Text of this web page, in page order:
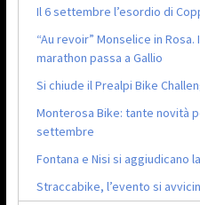
Il 6 settembre l’esordio di
“Au revoir” Monselice in
marathon passa a Gallio
Si chiude il Prealpi Bike
Monterosa Bike: tante novità
settembre
Fontana e Nisi si aggiudicano
Straccabike, l’evento si